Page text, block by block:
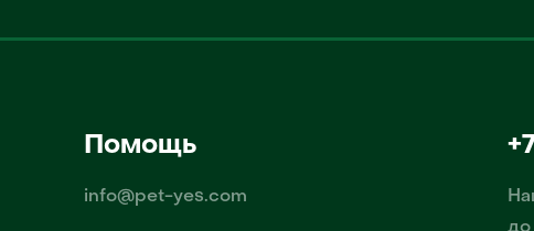
Помощь
info@pet-yes.com